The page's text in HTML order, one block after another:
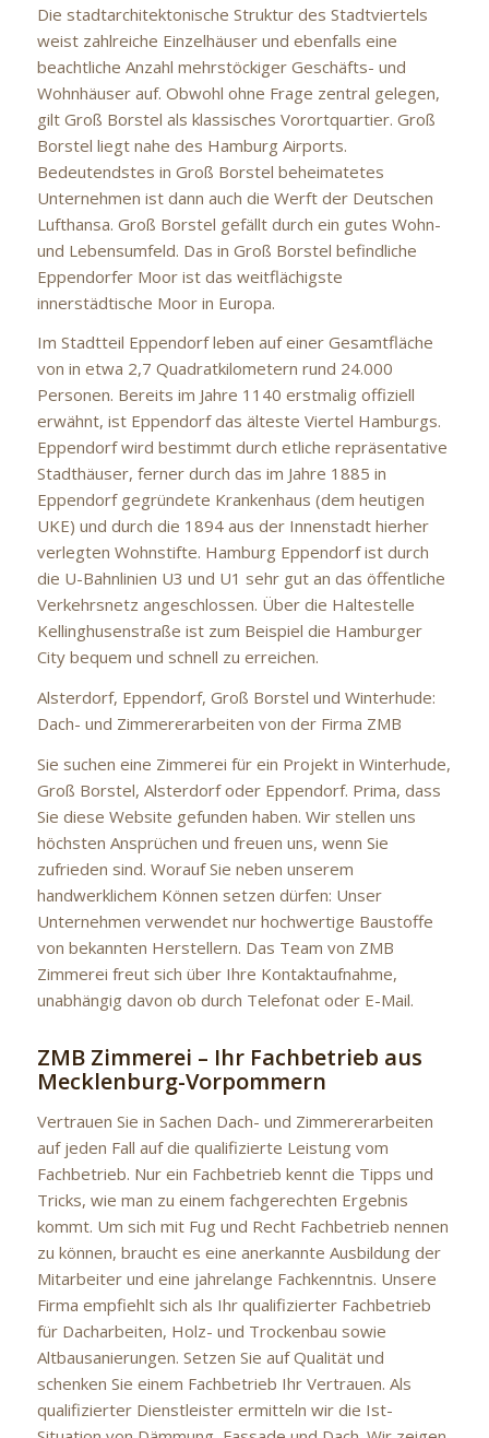
Die stadtarchitektonische Struktur des Stadtviertels
weist zahlreiche Einzelhäuser und ebenfalls eine
beachtliche Anzahl mehrstöckiger Geschäfts- und
Wohnhäuser auf. Obwohl ohne Frage zentral gelegen,
gilt Groß Borstel als klassisches Vorortquartier. Groß
Borstel liegt nahe des Hamburg Airports.
Bedeutendstes in Groß Borstel beheimatetes
Unternehmen ist dann auch die Werft der Deutschen
Lufthansa. Groß Borstel gefällt durch ein gutes Wohn-
und Lebensumfeld. Das in Groß Borstel befindliche
Eppendorfer Moor ist das weitflächigste
innerstädtische Moor in Europa.
Im Stadtteil Eppendorf leben auf einer Gesamtfläche
von in etwa 2,7 Quadratkilometern rund 24.000
Personen. Bereits im Jahre 1140 erstmalig offiziell
erwähnt, ist Eppendorf das älteste Viertel Hamburgs.
Eppendorf wird bestimmt durch etliche repräsentative
Stadthäuser, ferner durch das im Jahre 1885 in
Eppendorf gegründete Krankenhaus (dem heutigen
UKE) und durch die 1894 aus der Innenstadt hierher
verlegten Wohnstifte. Hamburg Eppendorf ist durch
die U-Bahnlinien U3 und U1 sehr gut an das öffentliche
Verkehrsnetz angeschlossen. Über die Haltestelle
Kellinghusenstraße ist zum Beispiel die Hamburger
City bequem und schnell zu erreichen.
Alsterdorf, Eppendorf, Groß Borstel und Winterhude:
Dach- und Zimmererarbeiten von der Firma ZMB
Sie suchen eine Zimmerei für ein Projekt in Winterhude,
Groß Borstel, Alsterdorf oder Eppendorf. Prima, dass
Sie diese Website gefunden haben. Wir stellen uns
höchsten Ansprüchen und freuen uns, wenn Sie
zufrieden sind. Worauf Sie neben unserem
handwerklichem Können setzen dürfen: Unser
Unternehmen verwendet nur hochwertige Baustoffe
von bekannten Herstellern. Das Team von ZMB
Zimmerei freut sich über Ihre Kontaktaufnahme,
unabhängig davon ob durch Telefonat oder E-Mail.
ZMB Zimmerei – Ihr Fachbetrieb aus
Mecklenburg-Vorpommern
Vertrauen Sie in Sachen Dach- und Zimmererarbeiten
auf jeden Fall auf die qualifizierte Leistung vom
Fachbetrieb. Nur ein Fachbetrieb kennt die Tipps und
Tricks, wie man zu einem fachgerechten Ergebnis
kommt. Um sich mit Fug und Recht Fachbetrieb nennen
zu können, braucht es eine anerkannte Ausbildung der
Mitarbeiter und eine jahrelange Fachkenntnis. Unsere
Firma empfiehlt sich als Ihr qualifizierter Fachbetrieb
für Dacharbeiten, Holz- und Trockenbau sowie
Altbausanierungen. Setzen Sie auf Qualität und
schenken Sie einem Fachbetrieb Ihr Vertrauen. Als
qualifizierter Dienstleister ermitteln wir die Ist-